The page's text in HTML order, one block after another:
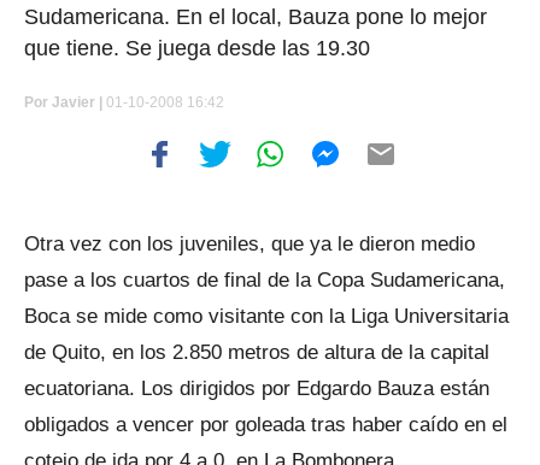
Sudamericana. En el local, Bauza pone lo mejor
que tiene. Se juega desde las 19.30
Por Javier | 01-10-2008 16:42
Otra vez con los juveniles, que ya le dieron medio
pase a los cuartos de final de la Copa Sudamericana,
Boca se mide como visitante con la Liga Universitaria
de Quito, en los 2.850 metros de altura de la capital
ecuatoriana. Los dirigidos por Edgardo Bauza están
obligados a vencer por goleada tras haber caído en el